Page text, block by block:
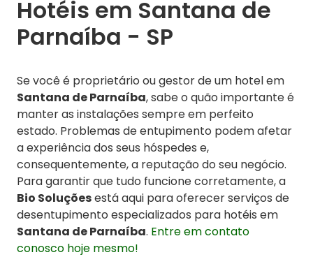
Hotéis em Santana de
Parnaíba - SP
Se você é proprietário ou gestor de um hotel em
Santana de Parnaíba, sabe o quão importante é
manter as instalações sempre em perfeito
estado. Problemas de entupimento podem afetar
a experiência dos seus hóspedes e,
consequentemente, a reputação do seu negócio.
Para garantir que tudo funcione corretamente, a
Bio Soluçõesestá aqui para oferecer serviços de
desentupimento especializados para hotéis em
Santana de Parnaíba. Entre em contato
conosco hoje mesmo!